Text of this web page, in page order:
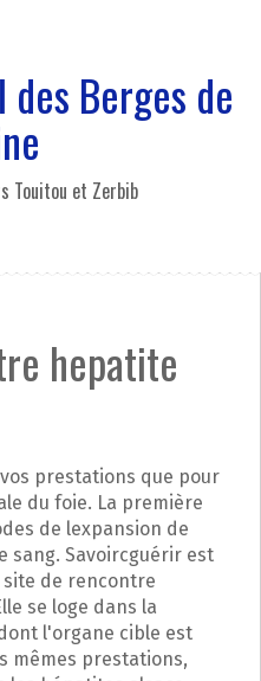
Berges de
Touitou et Zerbib
hepatite
prestations que pour
du foie. La première
de lexpansion de
sang. Savoircguérir est
de rencontre
se loge dans la
l'organe cible est
mêmes prestations,